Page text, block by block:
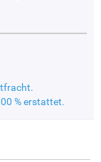
% erstattet.